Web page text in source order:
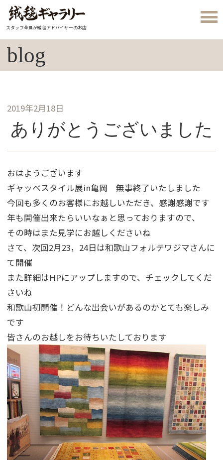
スタッフ全員が絨毯アドバイザーのお店
blog
2019年2月18日
ありがとうございました
おはようございます
ギャッベスタイル展in亀岡 無事終了いたしました
今回も多くのお客様にお越しいただき、感謝感謝です
年も開催出来たらいいなぁと思っておりますので、
その時はまた見学にお越しくださいね
さて、次回2月23，24日は和歌山フォルテワジマさんに
て開催
また詳細はHPにアップしますので、チェックしてくだ
さいね
和歌山初開催！どんな出会いがあるのかとても楽しみ
です
皆さんのお越しをお待ちいたしております